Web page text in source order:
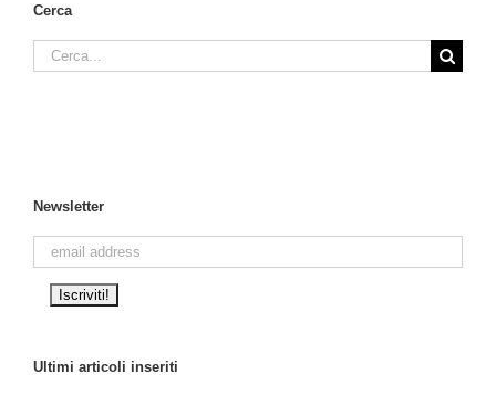
Cerca
Cerca
per:
Newsletter
Ultimi articoli inseriti